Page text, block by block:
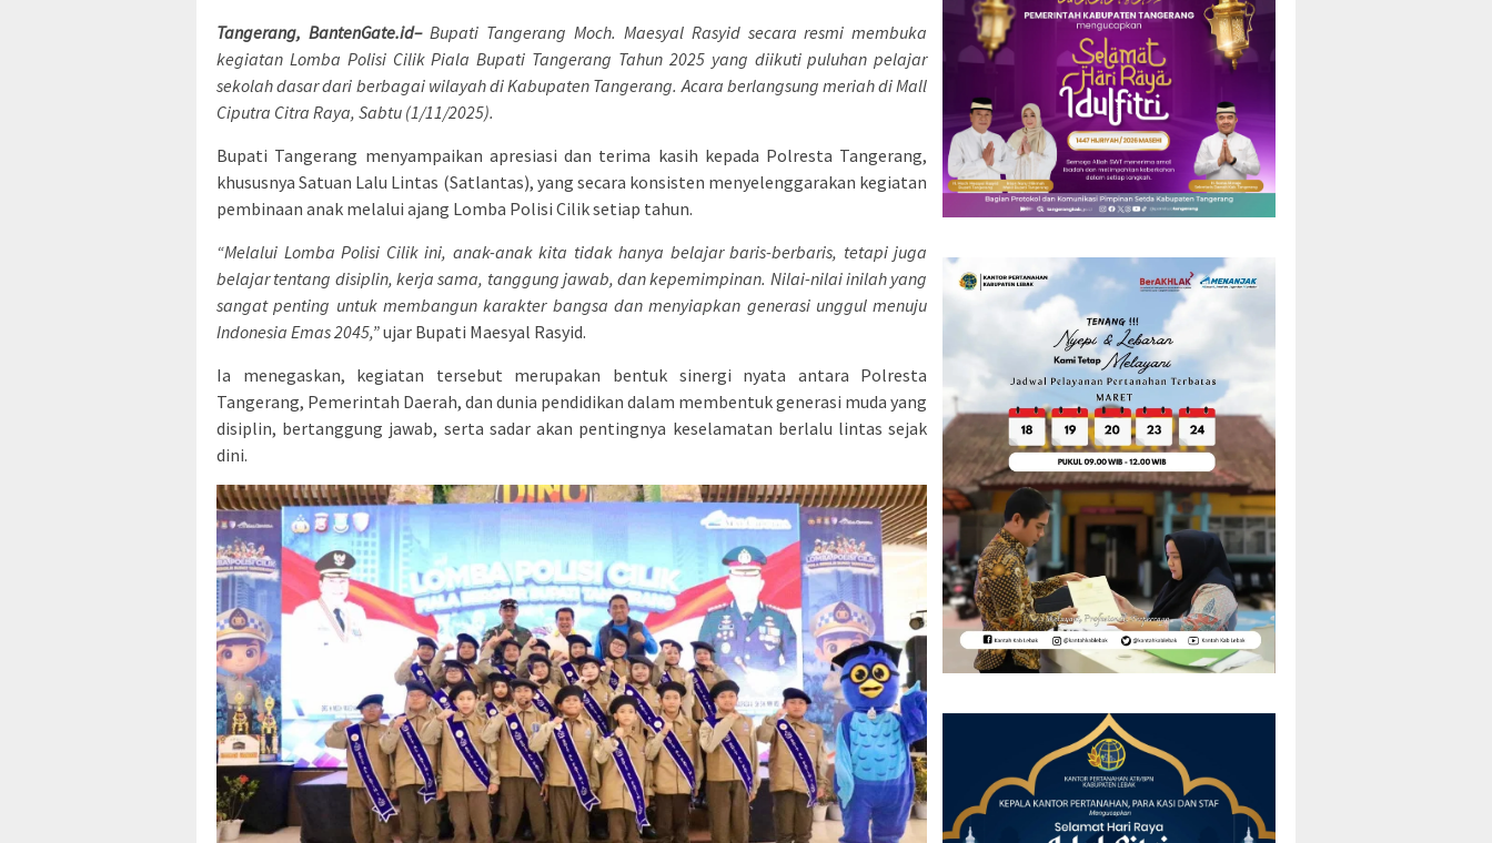
Tangerang, BantenGate.id–Bupati Tangerang Moch. Maesyal Rasyid secara resmi membuka
kegiatan Lomba Polisi Cilik Piala Bupati Tangerang Tahun 2025 yang diikuti puluhan pelajar
sekolah dasar dari berbagai wilayah di Kabupaten Tangerang. Acara berlangsung meriah di Mall
Ciputra Citra Raya, Sabtu (1/11/2025).
Bupati Tangerang menyampaikan apresiasi dan terima kasih kepada Polresta Tangerang,
khususnya Satuan Lalu Lintas (Satlantas), yang secara konsisten menyelenggarakan kegiatan
pembinaan anak melalui ajang Lomba Polisi Cilik setiap tahun.
“Melalui Lomba Polisi Cilik ini, anak-anak kita tidak hanya belajar baris-berbaris, tetapi juga
belajar tentang disiplin, kerja sama, tanggung jawab, dan kepemimpinan. Nilai-nilai inilah yang
sangat penting untuk membangun karakter bangsa dan menyiapkan generasi unggul menuju
Indonesia Emas 2045,”ujar Bupati Maesyal Rasyid.
Ia menegaskan, kegiatan tersebut merupakan bentuk sinergi nyata antara Polresta
Tangerang, Pemerintah Daerah, dan dunia pendidikan dalam membentuk generasi muda yang
disiplin, bertanggung jawab, serta sadar akan pentingnya keselamatan berlalu lintas sejak
dini.